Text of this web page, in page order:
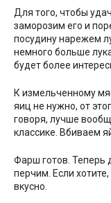
Для того, чтобы
заморозим его и
посудину нарежем
немного больше
будет более
К измельченному
яиц не нужно, от
говоря, лучше
классике. Вбиваем
Фарш готов. Теперь
перчим. Если
вкусно.